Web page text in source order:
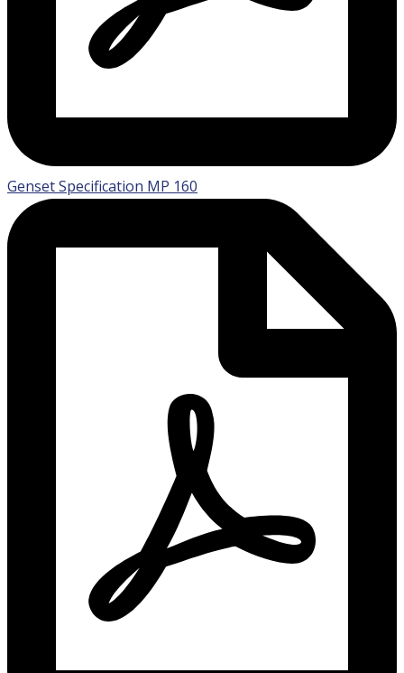
Genset Specification MP 160